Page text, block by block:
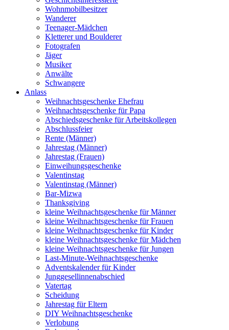
Wohnmobilbesitzer
Wanderer
Teenager-Mädchen
Kletterer und Boulderer
Fotografen
Jäger
Musiker
Anwälte
Schwangere
Anlass
Weihnachtsgeschenke Ehefrau
Weihnachtsgeschenke für Papa
Abschiedsgeschenke für Arbeitskollegen
Abschlussfeier
Rente (Männer)
Jahrestag (Männer)
Jahrestag (Frauen)
Einweihungsgeschenke
Valentinstag
Valentinstag (Männer)
Bar-Mizwa
Thanksgiving
kleine Weihnachtsgeschenke für Männer
kleine Weihnachtsgeschenke für Frauen
kleine Weihnachtsgeschenke für Kinder
kleine Weihnachtsgeschenke für Mädchen
kleine Weihnachtsgeschenke für Jungen
Last-Minute-Weihnachtsgeschenke
Adventskalender für Kinder
Junggesellinnenabschied
Vatertag
Scheidung
Jahrestag für Eltern
DIY Weihnachtsgeschenke
Verlobung